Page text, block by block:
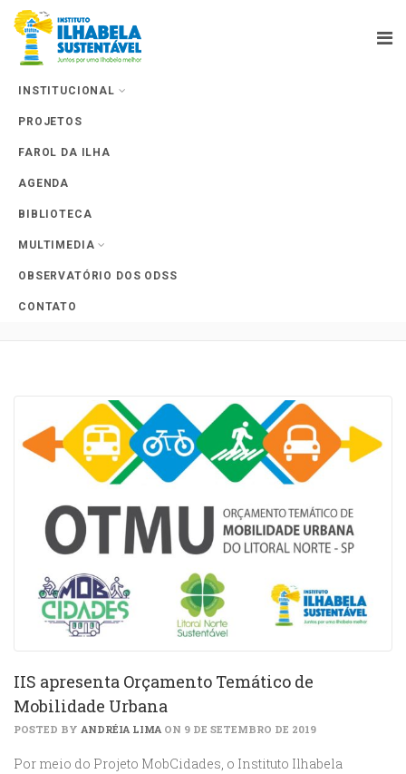
INSTITUCIONAL
PROJETOS
FAROL DA ILHA
AGENDA
BIBLIOTECA
MULTIMEDIA
OBSERVATÓRIO DOS ODSS
CONTATO
Tag Archives: Orçamento
Temático de Mobilidade Urbana
IIS apresenta Orçamento Temático de
Mobilidade Urbana
POSTED BY ANDRÉIA LIMA ON 9 DE SETEMBRO DE 2019
Por meio do Projeto MobCidades, o Instituto Ilhabela